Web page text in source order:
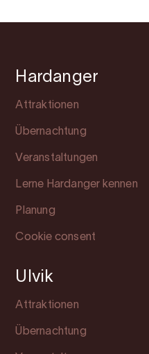
Hardanger
Attraktionen
Übernachtung
Veranstaltungen
Lerne Hardanger kennen
Planung
Cookie consent
Ulvik
Attraktionen
Übernachtung